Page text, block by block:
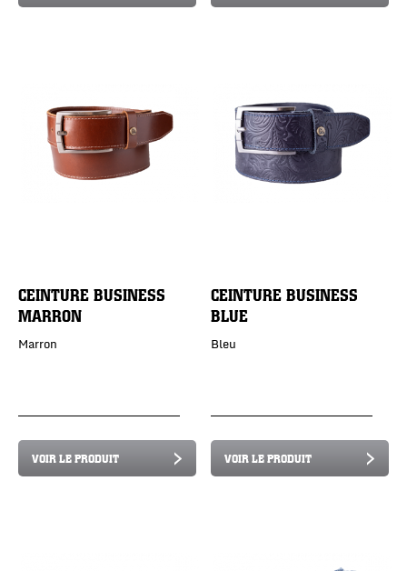
CEINTURE BUSINESS
MARRON
Marron
VOIR LE PRODUIT
CEINTURE BUSINESS
BLUE
Bleu
VOIR LE PRODUIT